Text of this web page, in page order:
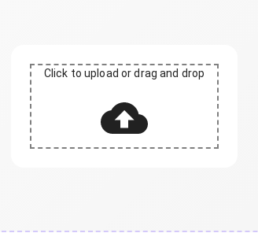
Click to upload or drag and drop